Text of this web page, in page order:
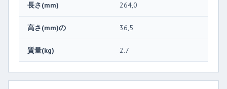
長さ(mm) 264,0
高さ(mm)の 36,5
質量(kg) 2.7